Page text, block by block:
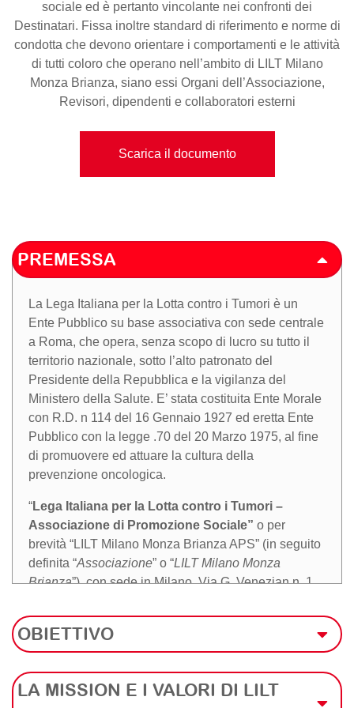
sociale ed è pertanto vincolante nei confronti dei
Destinatari. Fissa inoltre standard di riferimento e norme di
condotta che devono orientare i comportamenti e le attività
di tutti coloro che operano nell’ambito di LILT Milano
Monza Brianza, siano essi Organi dell’Associazione,
Revisori, dipendenti e collaboratori esterni
Scarica il documento
PREMESSA
La Lega Italiana per la Lotta contro i Tumori è un
Ente Pubblico su base associativa con sede centrale
a Roma, che opera, senza scopo di lucro su tutto il
territorio nazionale, sotto l’alto patronato del
Presidente della Repubblica e la vigilanza del
Ministero della Salute. E’ stata costituita Ente Morale
con R.D. n 114 del 16 Gennaio 1927 ed eretta Ente
Pubblico con la legge .70 del 20 Marzo 1975, al fine
di promuovere ed attuare la cultura della
prevenzione oncologica.
“Lega Italiana per la Lotta contro i Tumori –
Associazione di Promozione Sociale” o per
brevità “LILT Milano Monza Brianza APS” (in seguito
definita “Associazione” o “LILT Milano Monza
Brianza”), con sede in Milano, Via G. Venezian n. 1,
articolazione territoriale della LILT nazionale, è
iscritta nel Registro delle Persone Giuridiche della
1377, nonché al RUNTS sezione b – Associazione
di promozione sociale in forza di Decreto
OBIETTIVO
LA MISSION E I VALORI DI LILT